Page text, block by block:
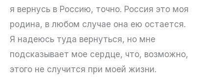
я вернусь в Россию, точно. Россия это моя
родина, в любом случае она ею остается.
Я надеюсь туда вернуться, но мне
подсказывает мое сердце, что, возможно,
этого не случится при моей жизни.